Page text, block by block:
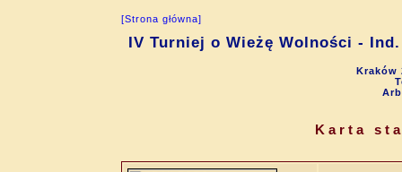
[Strona główna]
IV Turniej o Wieżę Wolności -
Kraków
Karta